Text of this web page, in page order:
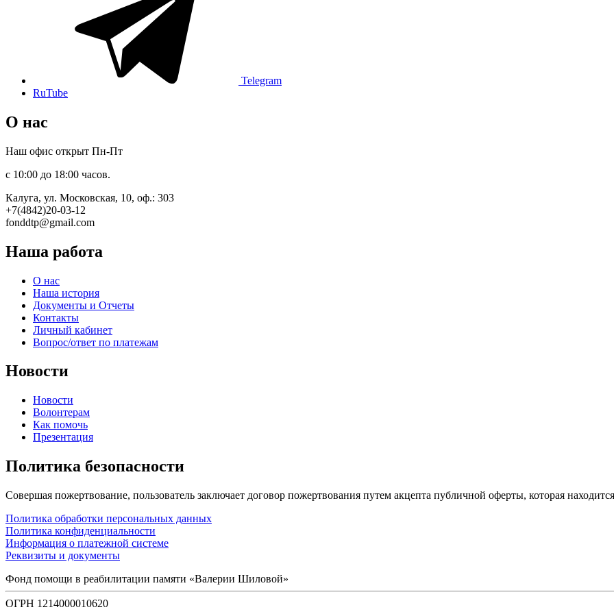
Telegram
RuTube
О нас
Наш офис открыт Пн-Пт
с 10:00 до 18:00 часов.
Калуга, ул. Московская, 10, оф.: 303
+7(4842)20-03-12
fonddtp@gmail.com
Наша работа
О нас
Наша история
Документы и Отчеты
Контакты
Личный кабинет
Вопрос/ответ по платежам
Новости
Новости
Волонтерам
Как помочь
Презентация
Политика безопасности
Совершая пожертвование, пользователь заключает договор пожертвования путем акцепта публичной оферты, которая находится
Политика обработки персональных данных
Политика конфиденциальности
Информация о платежной системе
Реквизиты и документы
Фонд помощи в реабилитации памяти «Валерии Шиловой»
ОГРН 1214000010620